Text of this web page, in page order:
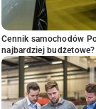
Cennik samochodów
najbardziej budżetowe?